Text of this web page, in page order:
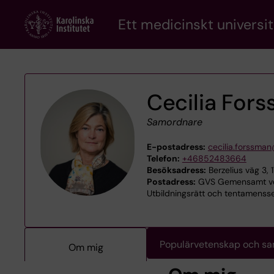
content
Ett medicinskt
Cecilia
Samordnare
E-postadress:
Telefon: +46852483664
Besöksadress: Berzelius väg 3,
Postadress: GVS Gemensamt
Utbildningsrätt och
Om mig Populärvetenskap och